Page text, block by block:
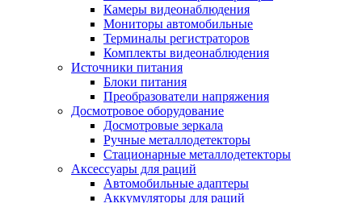
Камеры видеонаблюдения
Мониторы автомобильные
Терминалы регистраторов
Комплекты видеонаблюдения
Источники питания
Блоки питания
Преобразователи напряжения
Досмотровое оборудование
Досмотровые зеркала
Ручные металлодетекторы
Стационарные металлодетекторы
Аксессуары для раций
Автомобильные адаптеры
Аккумуляторы для раций